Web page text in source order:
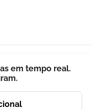
em tempo real.